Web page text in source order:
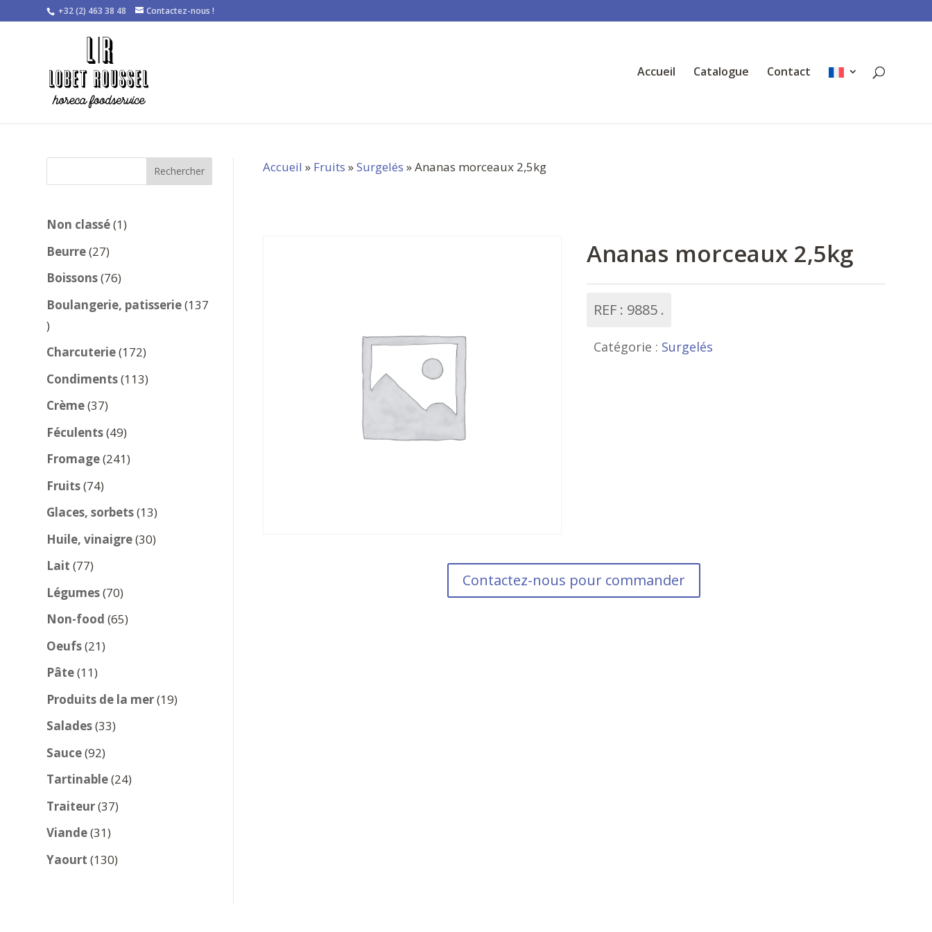
+32 (2) 463 38 48 Contactez-nous !
Accueil Catalogue Contact
Rechercher
Non classé 11
Beurre 2727
produits
Boissons 7676
produits
Boulangerie, patisserie 137
137
produits
Charcuterie 172172
produits
Condiments 113113
Crème 3737
produits
Féculents 4949
produits
Fromage 241241
Fruits 7474
produits
Glaces, sorbets 1313
produits
Huile, vinaigre 3030
Lait 7777
produits
Légumes 7070
produits
Non-food 6565
Oeufs 2121
Pâte 1111
produits
Produits de la mer 1919
Salades 3333
Sauce 9292
produits
Tartinable 2424
Traiteur 3737
Viande 3131
produits
Yaourt 130130
Accueil » Fruits »Surgelés » Ananas morceaux 2,5kg
Ananas morceaux 2,5kg
REF : 9885
Catégorie : Surgelés
Contactez-nous pour commander